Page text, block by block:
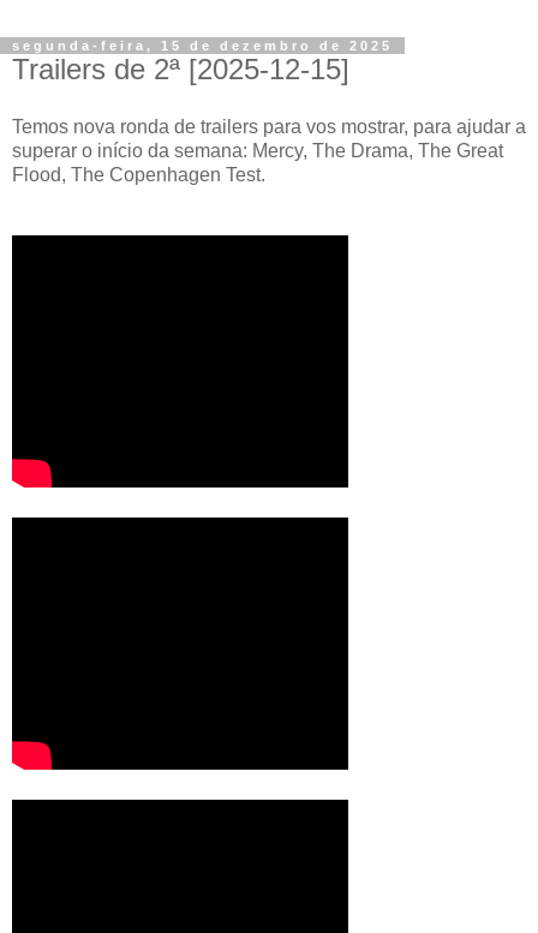
segunda-feira, 15 de dezembro de 2025
Trailers de 2ª [2025-12-15]
Temos nova ronda de trailers para vos mostrar, para ajudar a
superar o início da semana: Mercy, The Drama, The Great
Flood, The Copenhagen Test.